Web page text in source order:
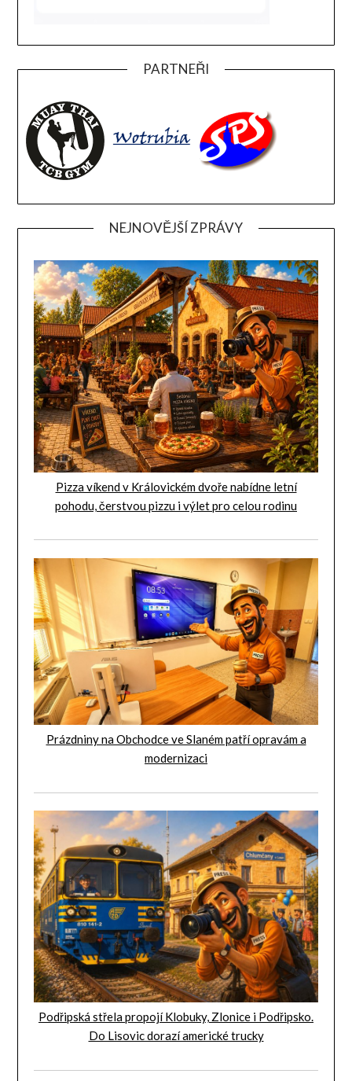
PARTNEŘI
NEJNOVĚJŠÍ ZPRÁVY
Pizza víkend v Královickém dvoře nabídne letní
pohodu, čerstvou pizzu i výlet pro celou rodinu
Prázdniny na Obchodce ve Slaném patří opravám a
modernizaci
Podřipská střela propojí Klobuky, Zlonice i Podřipsko.
Do Lisovic dorazí americké trucky